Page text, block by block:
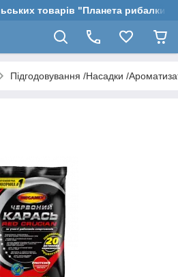
товарів "Планета рибалки"
Підгодовування /Насадки /